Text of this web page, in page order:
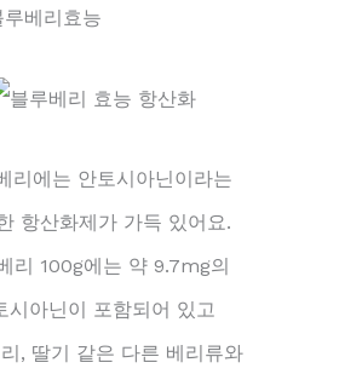
베리효능
리에는 안토시아닌이라는
항산화제가 가득 있어요.
리 100g에는 약 9.7mg의
시아닌이 포함되어 있고
, 딸기 같은 다른 베리류와